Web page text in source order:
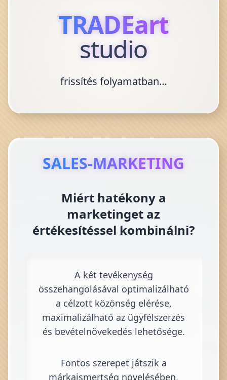
TRADEart
studio
frissítés folyamatban…
SALES-MARKETING
Miért hatékony a
marketinget az
értékesítéssel kombinálni?
A két tevékenység
összehangolásával optimalizálható
a célzott közönség elérése,
maximalizálható az ügyfélszerzés
és bevételnövekedés lehetősége.
Fontos szerepet játszik a
márkaismertség növelésében,